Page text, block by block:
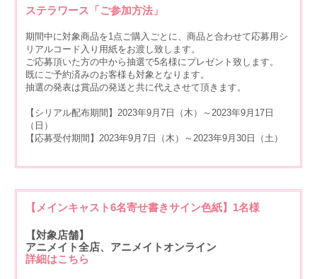
ステラワース「ご参加方法」
期間中に対象商品を1点ご購入ごとに、商品と合わせて応募用シ
リアルコード入り用紙をお渡し致します。
ご応募頂いた方の中から抽選で5名様にプレゼント致します。
既にご予約済みのお客様も対象となります。
抽選の発表は賞品の発送と共に代えさせて頂きます。
【シリアル配布期間】2023年9月7日（木）～2023年9月17日
（日）
【応募受付期間】2023年9月7日（木）～2023年9月30日（土）
【メインキャスト6名寄せ書きサイン色紙】1名様
【対象店舗】
アニメイト全店、アニメイトオンライン
詳細はこちら